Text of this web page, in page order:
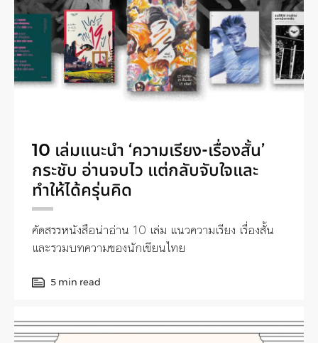
10 เล่มแนะนำ ‘ความเรียง-เรื่องสั้น’
กระชับ อ่านจบไว แต่กลับจับใจและ
ทำให้ได้ครุ่นคิด
คัดสรรหนังสือน่าอ่าน 10 เล่ม แนวความเรียง เรื่องสั้น
และรวมบทความของนักเขียนไทย
5 min read